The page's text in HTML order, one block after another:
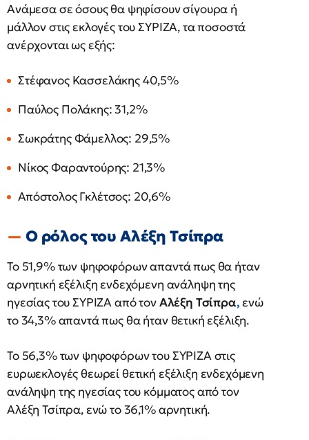
Ανάμεσα σε όσους θα ψηφίσουν σίγουρα ή
μάλλον στις εκλογές του ΣΥΡΙΖΑ, τα ποσοστά
ανέρχονται ως εξής:
Στέφανος Κασσελάκης 40,5%
Παύλος Πολάκης: 31,2%
Σωκράτης Φάμελλος: 29,5%
Νίκος Φαραντούρης: 21,3%
Απόστολος Γκλέτσος: 20,6%
Ο ρόλος του Αλέξη Τσίπρα
Το 51,9% των ψηφοφόρων απαντά πως θα ήταν
αρνητική εξέλιξη ενδεχόμενη ανάληψη της
ηγεσίας του ΣΥΡΙΖΑ από τονΑλέξη Τσίπρα,ενώ
το 34,3% απαντά πως θα ήταν θετική εξέλιξη.
Το 56,3% των ψηφοφόρων του ΣΥΡΙΖΑ στις
ευρωεκλογές θεωρεί θετική εξέλιξη ενδεχόμενη
ανάληψη της ηγεσίας του κόμματος από τον
Αλέξη Τσίπρα, ενώ το 36,1% αρνητική.